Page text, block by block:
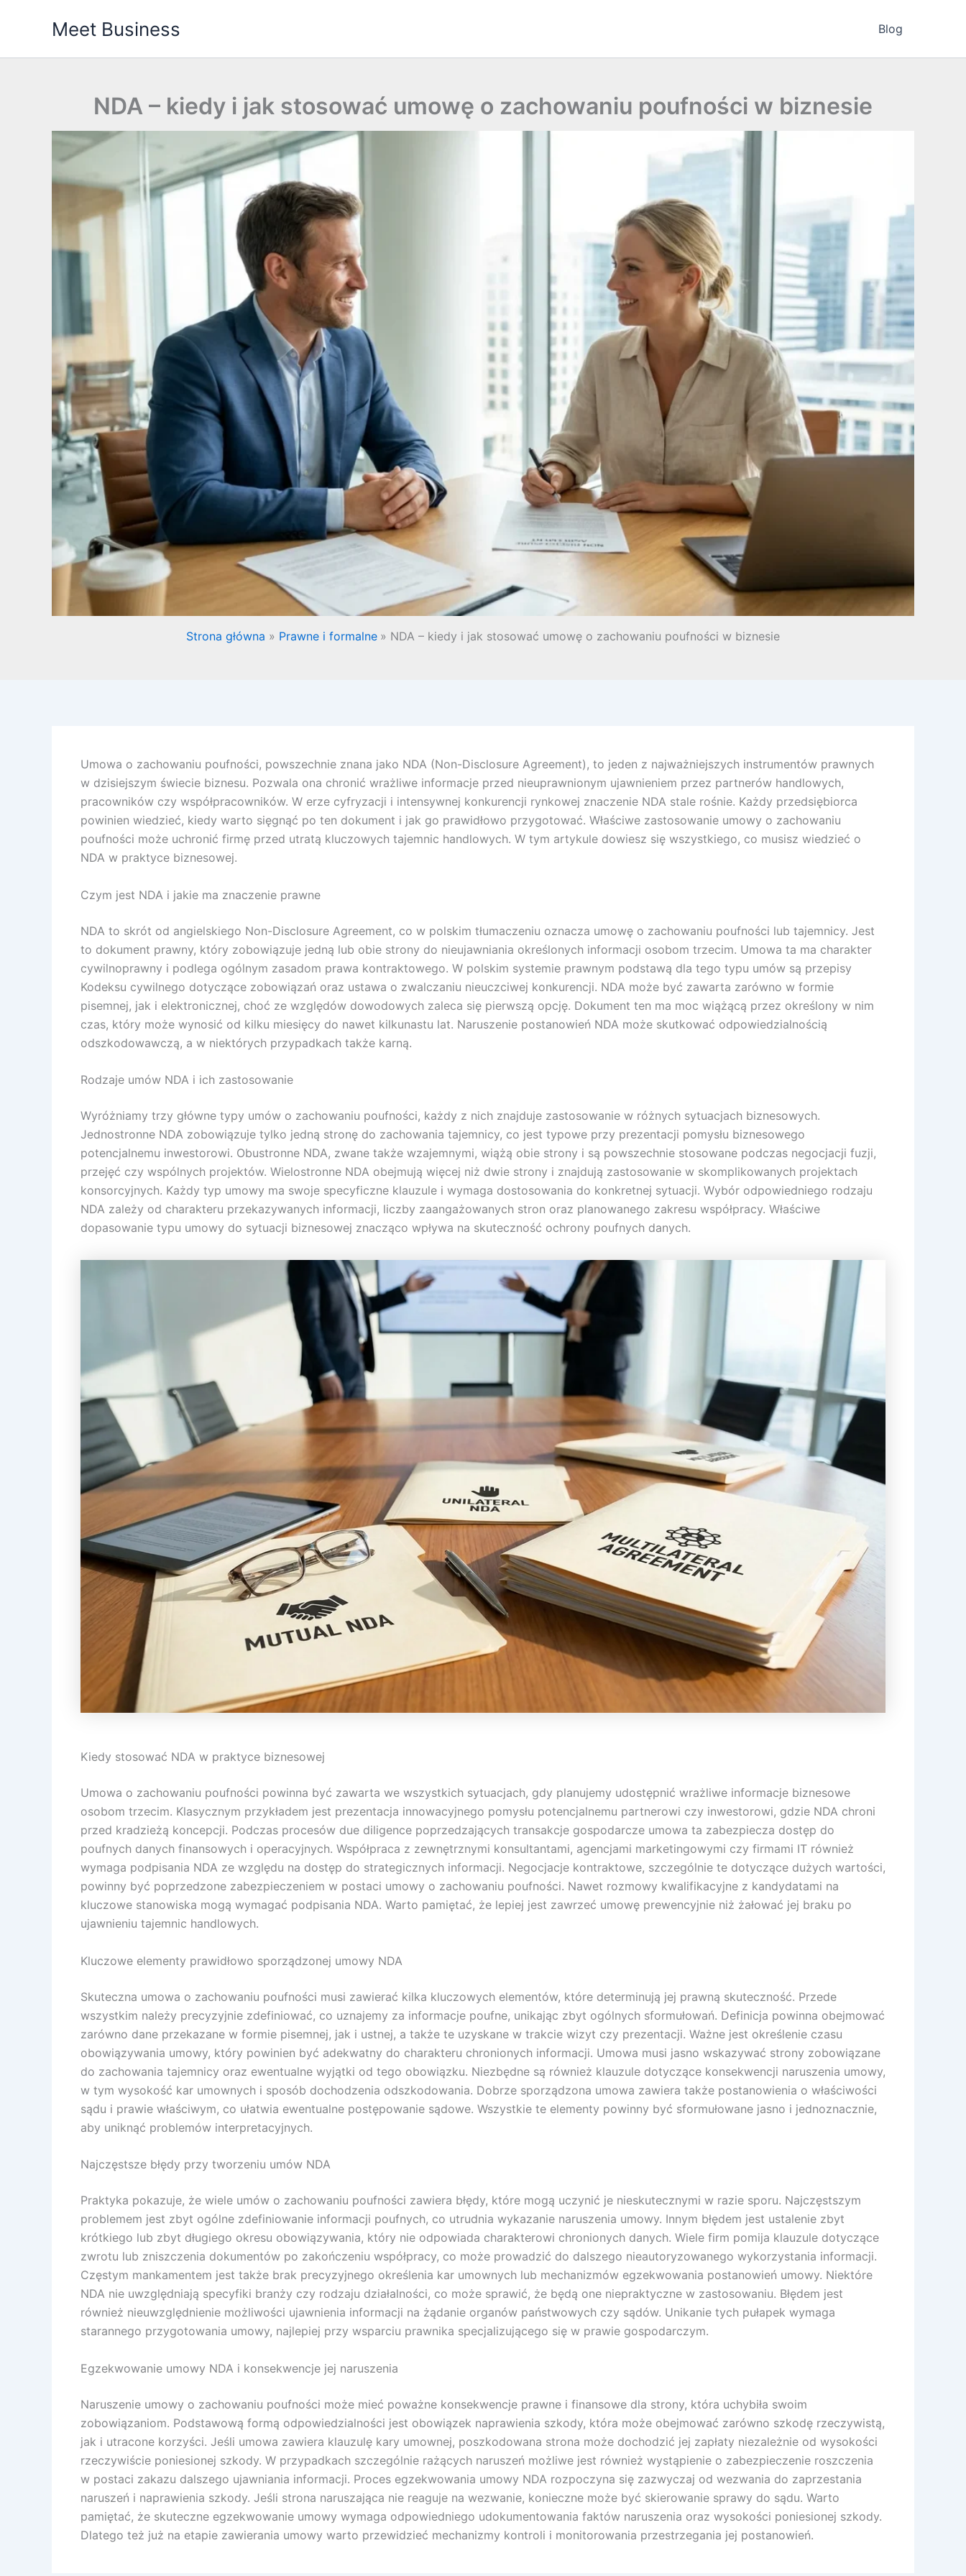
Meet Business Blog
NDA – kiedy i jak stosować umowę o zachowaniu poufności w biznesie
Strona główna Prawne i formalne NDA – kiedy i jak stosować umowę o zachowaniu poufności w biznesie
Umowa o zachowaniu poufności, powszechnie znana jako NDA (Non-Disclosure Agreement), to jeden z najważniejszych instrumentów prawnych
w dzisiejszym świecie biznesu. Pozwala ona chronić wrażliwe informacje przed nieuprawnionym ujawnieniem przez partnerów handlowych,
pracowników czy współpracowników. W erze cyfryzacji i intensywnej konkurencji rynkowej znaczenie NDA stale rośnie. Każdy przedsiębiorca
powinien wiedzieć, kiedy warto sięgnąć po ten dokument i jak go prawidłowo przygotować. Właściwe zastosowanie umowy o zachowaniu
poufności może uchronić firmę przed utratą kluczowych tajemnic handlowych. W tym artykule dowiesz się wszystkiego, co musisz wiedzieć o
NDA w praktyce biznesowej.
Czym jest NDA i jakie ma znaczenie prawne
NDA to skrót od angielskiego Non-Disclosure Agreement, co w polskim tłumaczeniu oznacza umowę o zachowaniu poufności lub tajemnicy. Jest
to dokument prawny, który zobowiązuje jedną lub obie strony do nieujawniania określonych informacji osobom trzecim. Umowa ta ma charakter
cywilnoprawny i podlega ogólnym zasadom prawa kontraktowego. W polskim systemie prawnym podstawą dla tego typu umów są przepisy
Kodeksu cywilnego dotyczące zobowiązań oraz ustawa o zwalczaniu nieuczciwej konkurencji. NDA może być zawarta zarówno w formie
pisemnej, jak i elektronicznej, choć ze względów dowodowych zaleca się pierwszą opcję. Dokument ten ma moc wiążącą przez określony w nim
czas, który może wynosić od kilku miesięcy do nawet kilkunastu lat. Naruszenie postanowień NDA może skutkować odpowiedzialnością
odszkodowawczą, a w niektórych przypadkach także karną.
Rodzaje umów NDA i ich zastosowanie
Wyróżniamy trzy główne typy umów o zachowaniu poufności, każdy z nich znajduje zastosowanie w różnych sytuacjach biznesowych.
Jednostronne NDA zobowiązuje tylko jedną stronę do zachowania tajemnicy, co jest typowe przy prezentacji pomysłu biznesowego
potencjalnemu inwestorowi. Obustronne NDA, zwane także wzajemnymi, wiążą obie strony i są powszechnie stosowane podczas negocjacji fuzji,
przejęć czy wspólnych projektów. Wielostronne NDA obejmują więcej niż dwie strony i znajdują zastosowanie w skomplikowanych projektach
konsorcyjnych. Każdy typ umowy ma swoje specyficzne klauzule i wymaga dostosowania do konkretnej sytuacji. Wybór odpowiedniego rodzaju
NDA zależy od charakteru przekazywanych informacji, liczby zaangażowanych stron oraz planowanego zakresu współpracy. Właściwe
dopasowanie typu umowy do sytuacji biznesowej znacząco wpływa na skuteczność ochrony poufnych danych.
Kiedy stosować NDA w praktyce biznesowej
Umowa o zachowaniu poufności powinna być zawarta we wszystkich sytuacjach, gdy planujemy udostępnić wrażliwe informacje biznesowe
osobom trzecim. Klasycznym przykładem jest prezentacja innowacyjnego pomysłu potencjalnemu partnerowi czy inwestorowi, gdzie NDA chroni
przed kradzieżą koncepcji. Podczas procesów due diligence poprzedzających transakcje gospodarcze umowa ta zabezpiecza dostęp do
poufnych danych finansowych i operacyjnych. Współpraca z zewnętrznymi konsultantami, agencjami marketingowymi czy firmami IT również
wymaga podpisania NDA ze względu na dostęp do strategicznych informacji. Negocjacje kontraktowe, szczególnie te dotyczące dużych wartości,
powinny być poprzedzone zabezpieczeniem w postaci umowy o zachowaniu poufności. Nawet rozmowy kwalifikacyjne z kandydatami na
kluczowe stanowiska mogą wymagać podpisania NDA. Warto pamiętać, że lepiej jest zawrzeć umowę prewencyjnie niż żałować jej braku po
ujawnieniu tajemnic handlowych.
Kluczowe elementy prawidłowo sporządzonej umowy NDA
Skuteczna umowa o zachowaniu poufności musi zawierać kilka kluczowych elementów, które determinują jej prawną skuteczność. Przede
wszystkim należy precyzyjnie zdefiniować, co uznajemy za informacje poufne, unikając zbyt ogólnych sformułowań. Definicja powinna obejmować
zarówno dane przekazane w formie pisemnej, jak i ustnej, a także te uzyskane w trakcie wizyt czy prezentacji. Ważne jest określenie czasu
obowiązywania umowy, który powinien być adekwatny do charakteru chronionych informacji. Umowa musi jasno wskazywać strony zobowiązane
do zachowania tajemnicy oraz ewentualne wyjątki od tego obowiązku. Niezbędne są również klauzule dotyczące konsekwencji naruszenia umowy,
w tym wysokość kar umownych i sposób dochodzenia odszkodowania. Dobrze sporządzona umowa zawiera także postanowienia o właściwości
sądu i prawie właściwym, co ułatwia ewentualne postępowanie sądowe. Wszystkie te elementy powinny być sformułowane jasno i jednoznacznie,
aby uniknąć problemów interpretacyjnych.
Najczęstsze błędy przy tworzeniu umów NDA
Praktyka pokazuje, że wiele umów o zachowaniu poufności zawiera błędy, które mogą uczynić je nieskutecznymi w razie sporu. Najczęstszym
problemem jest zbyt ogólne zdefiniowanie informacji poufnych, co utrudnia wykazanie naruszenia umowy. Innym błędem jest ustalenie zbyt
krótkiego lub zbyt długiego okresu obowiązywania, który nie odpowiada charakterowi chronionych danych. Wiele firm pomija klauzule dotyczące
zwrotu lub zniszczenia dokumentów po zakończeniu współpracy, co może prowadzić do dalszego nieautoryzowanego wykorzystania informacji.
Częstym mankamentem jest także brak precyzyjnego określenia kar umownych lub mechanizmów egzekwowania postanowień umowy. Niektóre
NDA nie uwzględniają specyfiki branży czy rodzaju działalności, co może sprawić, że będą one niepraktyczne w zastosowaniu. Błędem jest
również nieuwzględnienie możliwości ujawnienia informacji na żądanie organów państwowych czy sądów. Unikanie tych pułapek wymaga
starannego przygotowania umowy, najlepiej przy wsparciu prawnika specjalizującego się w prawie gospodarczym.
Egzekwowanie umowy NDA i konsekwencje jej naruszenia
Naruszenie umowy o zachowaniu poufności może mieć poważne konsekwencje prawne i finansowe dla strony, która uchybiła swoim
zobowiązaniom. Podstawową formą odpowiedzialności jest obowiązek naprawienia szkody, która może obejmować zarówno szkodę rzeczywistą,
jak i utracone korzyści. Jeśli umowa zawiera klauzulę kary umownej, poszkodowana strona może dochodzić jej zapłaty niezależnie od wysokości
rzeczywiście poniesionej szkody. W przypadkach szczególnie rażących naruszeń możliwe jest również wystąpienie o zabezpieczenie roszczenia
w postaci zakazu dalszego ujawniania informacji. Proces egzekwowania umowy NDA rozpoczyna się zazwyczaj od wezwania do zaprzestania
naruszeń i naprawienia szkody. Jeśli strona naruszająca nie reaguje na wezwanie, konieczne może być skierowanie sprawy do sądu. Warto
pamiętać, że skuteczne egzekwowanie umowy wymaga odpowiedniego udokumentowania faktów naruszenia oraz wysokości poniesionej szkody.
Dlatego też już na etapie zawierania umowy warto przewidzieć mechanizmy kontroli i monitorowania przestrzegania jej postanowień.